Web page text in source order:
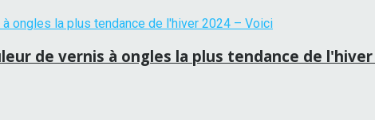
de vernis à ongles la plus tendance de l'hiver